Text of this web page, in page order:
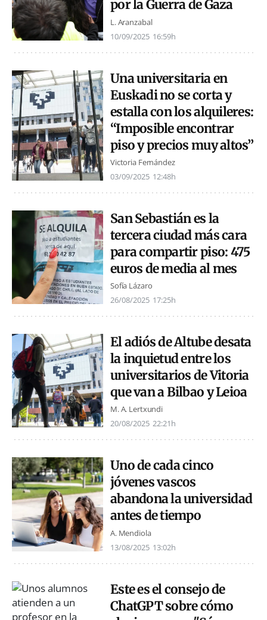
por la Guerra de Gaza
L. Aranzabal
10/09/2025 16:59h
Una universitaria en
Euskadi no se corta y
estalla con los alquileres:
“Imposible encontrar
piso y precios muy altos”
Victoria Fernández
03/09/2025 12:48h
San Sebastián es la
tercera ciudad más cara
para compartir piso: 475
euros de media al mes
Sofía Lázaro
26/08/2025 17:25h
El adiós de Altube desata
la inquietud entre los
universitarios de Vitoria
que van a Bilbao y Leioa
M. A. Lertxundi
20/08/2025 22:21h
Uno de cada cinco
jóvenes vascos
abandona la universidad
antes de tiempo
A. Mendiola
13/08/2025 13:02h
Este es el consejo de
ChatGPT sobre cómo